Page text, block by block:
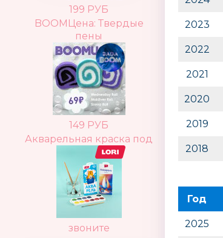
199 РУБ
BOOMЦена: Твердые
пены
149 РУБ
Акварельная краска под
звоните
2023
2022
2021
2020
2019
2018
Год
2025